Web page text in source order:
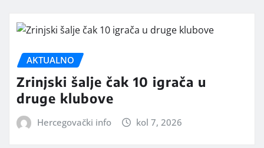
AKTUALNO
Zrinjski šalje čak 10 igrača u
druge klubove
Hercegovački info kol 7, 2026